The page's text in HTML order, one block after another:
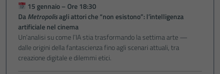
15 gennaio – Ore 18:30
DaMetropolisagli attori che “non esistono”: l’intelligenza
artificiale nel cinema
Un’analisi su come l’IA stia trasformando la settima arte —
dalle origini della fantascienza fino agli scenari attuali, tra
creazione digitale e dilemmi etici.